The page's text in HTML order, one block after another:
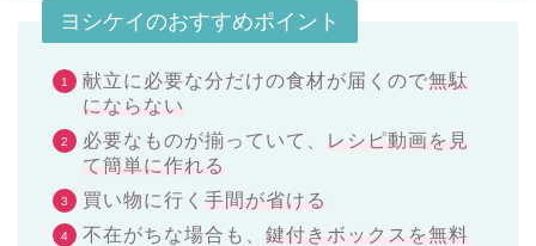
ヨシケイのおすすめポイント
献立に必要な分だけの食材が届くので無駄
にならない
必要なものが揃っていて、
レシピ動画を見
て簡単に作れる
買い物に行く 手間が省ける
不在がちな場合も、 鍵付きボックスを無料